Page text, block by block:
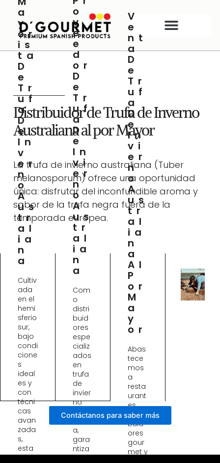
contenido
Distribuidor de Trufa de Inverno
Australiana al por Mayor
La trufa de invierno australiana (Tuber
melanosporum) ofrece una oportunidad
única: disfrutar del inconfundible aroma y
sabor de la trufa negra fuera de la
temporada europea.
A
Y
Or
Is
Ta
D
E
Tr
Uf
A
D
E
In
V
Er
N
O
A
Us
Tr
Al
Ia
N
A
Cultiv
ada
en el
hemi
sferio
sur,
bajo
condi
cione
s
ideal
es y
con
técni
cas
avan
zada
s,
esta
trufa
O
V
E
E
D
Or
D
E
Tr
Uf
A
D
E
In
Vi
Er
N
O
A
Us
Tr
Al
Ia
N
A
Com
o
distri
buid
ores
espe
cializ
ados
en
trufa
de
invier
no
austr
alian
a,
gara
ntiza
V
E
Nt
A
D
E
Tr
Uf
A
D
E
In
Vi
Er
N
O
A
Us
Tr
Al
Ia
N
A
Al
P
Or
M
A
Y
Or
Abas
tece
mos
a
resta
urant
es,
distri
buid
ores
gour
met y
Contáctanos para saber más